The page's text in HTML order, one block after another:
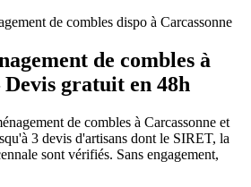
de combles dispo à Carcassonne
de combles à
gratuit en 48h
de combles à Carcassonne et
3 devis d'artisans dont le SIRET, la
sont vérifiés. Sans engagement,